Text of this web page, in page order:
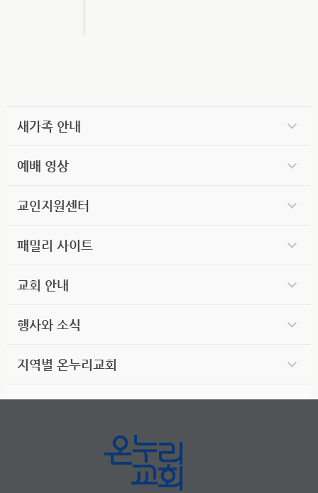
새가족 안내
예배 영상
교인지원센터
패밀리 사이트
교회 안내
행사와 소식
지역별 온누리교회